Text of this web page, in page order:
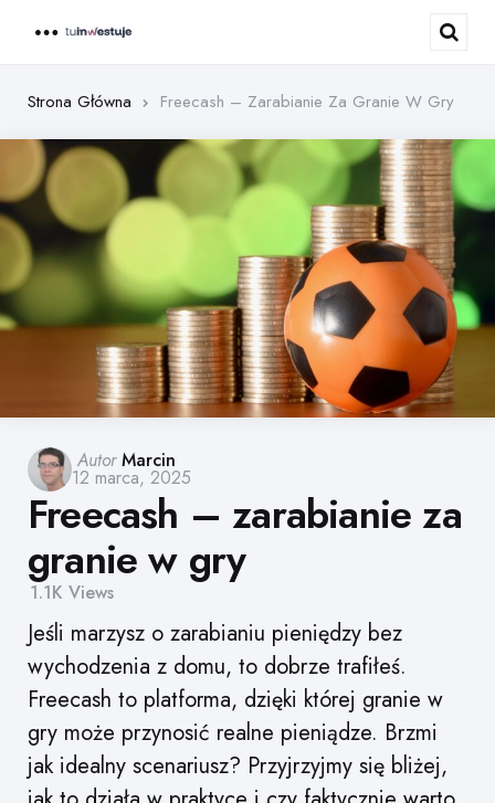
Strona Główna Freecash – Zarabianie Za Granie W Gry
Posted
by
Autor Marcin
12 marca, 2025
Freecash – zarabianie za
granie w gry
1.1K Views
Jeśli marzysz o zarabianiu pieniędzy bez
wychodzenia z domu, to dobrze trafiłeś.
Freecash to platforma, dzięki której granie w
gry może przynosić realne pieniądze. Brzmi
jak idealny scenariusz? Przyjrzyjmy się bliżej,